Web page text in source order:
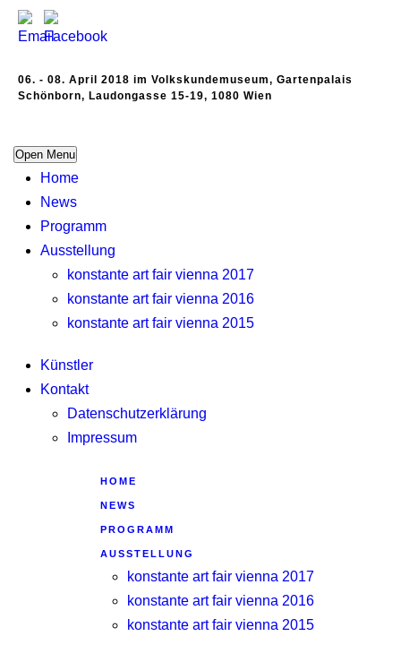
06. - 08. April 2018 im Volkskundemuseum, Gartenpalais
Schönborn, Laudongasse 15-19, 1080 Wien
Open Menu
Home
News
Programm
Ausstellung
konstante art fair vienna 2017
konstante art fair vienna 2016
konstante art fair vienna 2015
Künstler
Kontakt
Datenschutzerklärung
Impressum
HOME
NEWS
PROGRAMM
AUSSTELLUNG
konstante art fair vienna 2017
konstante art fair vienna 2016
konstante art fair vienna 2015